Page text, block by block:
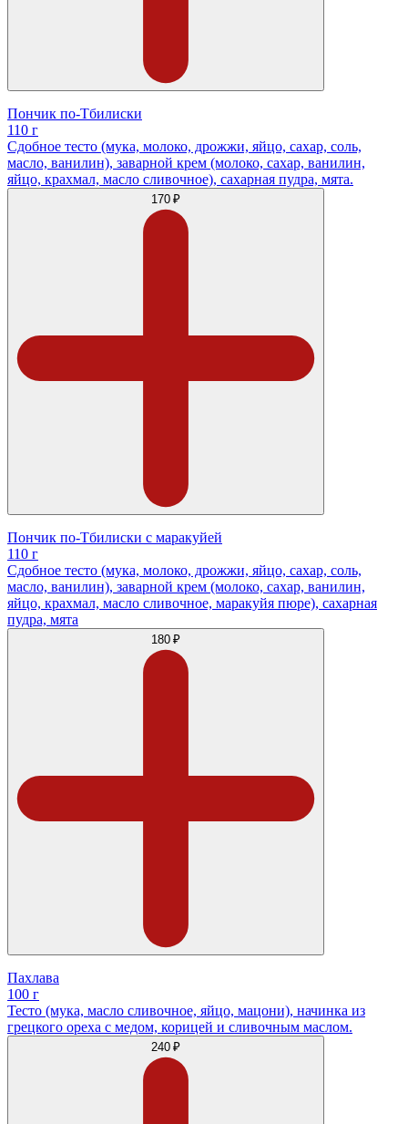
Пончик по-Тбилиски
110 г
Сдобное тесто (мука, молоко, дрожжи, яйцо, сахар, соль,
масло, ванилин), заварной крем (молоко, сахар, ванилин,
яйцо, крахмал, масло сливочное), сахарная пудра, мята.
170 ₽
Пончик по-Тбилиски с маракуйей
110 г
Сдобное тесто (мука, молоко, дрожжи, яйцо, сахар, соль,
масло, ванилин), заварной крем (молоко, сахар, ванилин,
яйцо, крахмал, масло сливочное, маракуйя пюре), сахарная
пудра, мята
180 ₽
Пахлава
100 г
Тесто (мука, масло сливочное, яйцо, мацони), начинка из
грецкого ореха с медом, корицей и сливочным маслом.
240 ₽